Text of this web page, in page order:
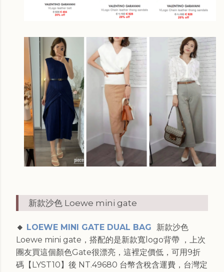
新款沙色 Loewe mini gate
🔸 LOEWE MINI GATE DUAL BAG
新款沙色
Loewe mini gate，搭配的是新款寬logo背帶 ，上次
團友買這個顏色Gate很漂亮，這裡定價低，可用9折
碼【LYST10】後 NT.49680 台幣含稅含運費，台灣定